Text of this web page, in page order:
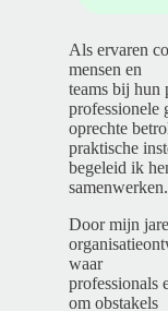
Als ervaren
mensen en
teams bij hun
professionele
oprechte
praktische
begeleid ik
samenwerken.
Door mijn
waar
professionals
om obstakels